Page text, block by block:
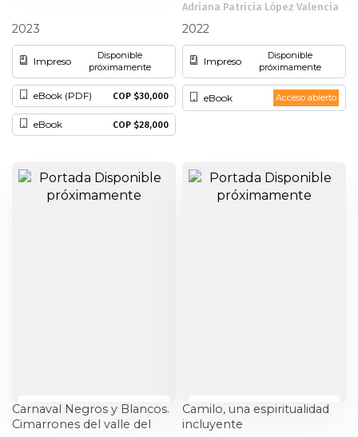
Género
Geografía
Historia
Lenguas
Narcotráfico
2023
Impreso
Disponible
próximamente
eBook (PDF) COP $30,000
eBook COP $28,000
Adriana Patricia López Valencia
2022
eBook Acceso abierto
Impreso
Disponible
próximamente
Carnaval Negros y Blancos.
Cimarrones del valle del
Camilo, una espiritualidad
incluyente